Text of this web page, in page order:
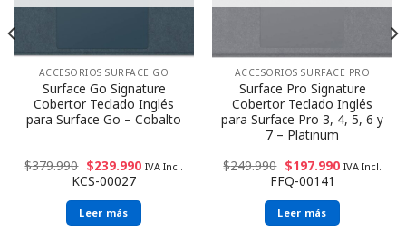
ACCESORIOS SURFACE GO
Surface Go Signature
Cobertor Teclado Inglés
para Surface Go – Cobalto
$379.990 $239.990 IVA Incl.
KCS-00027
Leer más
ACCESORIOS SURFACE PRO
Surface Pro Signature
Cobertor Teclado Inglés
para Surface Pro 3, 4, 5, 6 y
7 – Platinum
$249.990 $197.990 IVA Incl.
FFQ-00141
Leer más